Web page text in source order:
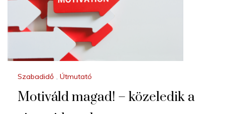
Szabadidő , Útmutató
Motiváld magad! – közeledik a